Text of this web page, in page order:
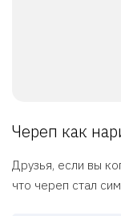
Череп как
Друзья, если вы
что череп стал